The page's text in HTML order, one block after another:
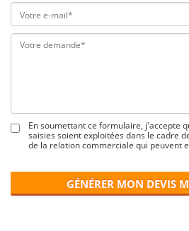
En soumettant ce formulaire, j'accepte
saisies soient exploitées dans le cadre
de la relation commerciale qui peuvent
GÉNÉRER MON DEVIS